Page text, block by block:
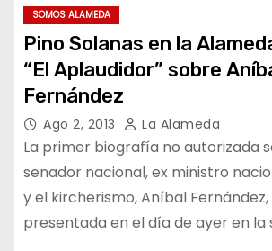
SOMOS ALAMEDA
Pino Solanas en la
“El Aplaudidor” sobre
Fernández
Ago 2, 2013 La Alameda
La primer biografía no autorizada
senador nacional, ex ministro
y el kircherismo, Aníbal Fernández,
presentada en el día de ayer en la